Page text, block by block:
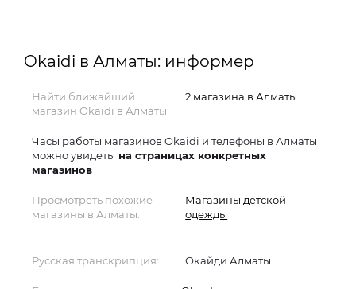
Okaidi в Алматы: информер
Найти ближайший
магазин Okaidi в Алматы
2 магазина в Алматы
Часы работы магазинов Okaidi и телефоны в Алматы
можно увидеть на страницах конкретных
магазинов
Просмотреть похожие
магазины в Алматы:
Магазины детской
одежды
Русская транскрипция: Окайди Алматы